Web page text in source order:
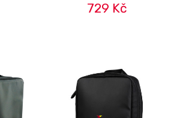
729 Kč